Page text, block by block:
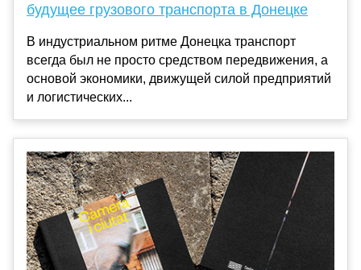
будущее грузового транспорта в Донецке
В индустриальном ритме Донецка транспорт
всегда был не просто средством передвижения, а
основой экономики, движущей силой предприятий
и логистических...